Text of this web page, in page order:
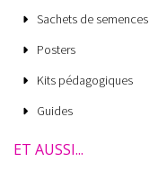
Sachets de semences
Posters
Kits pédagogiques
Guides
ET AUSSI...